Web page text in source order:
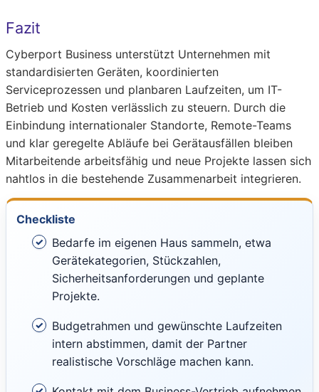
Fazit
Cyberport Business unterstützt Unternehmen mit
standardisierten Geräten, koordinierten
Serviceprozessen und planbaren Laufzeiten, um IT-
Betrieb und Kosten verlässlich zu steuern. Durch die
Einbindung internationaler Standorte, Remote-Teams
und klar geregelte Abläufe bei Gerätausfällen bleiben
Mitarbeitende arbeitsfähig und neue Projekte lassen sich
nahtlos in die bestehende Zusammenarbeit integrieren.
Checkliste
Bedarfe im eigenen Haus sammeln, etwa
Gerätekategorien, Stückzahlen,
Sicherheitsanforderungen und geplante
Projekte.
Budgetrahmen und gewünschte Laufzeiten
intern abstimmen, damit der Partner
realistische Vorschläge machen kann.